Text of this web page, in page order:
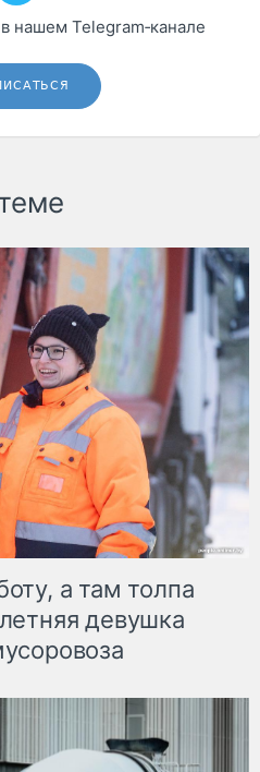
нашем Telegram‑канале
а там толпа
девушка